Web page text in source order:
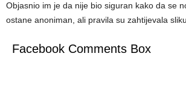
Objasnio im je da nije bio siguran kako da se
ostane anoniman, ali pravila su zahtijevala
Facebook Comments Box